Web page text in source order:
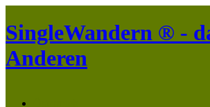
SingleWandern ® -
Anderen